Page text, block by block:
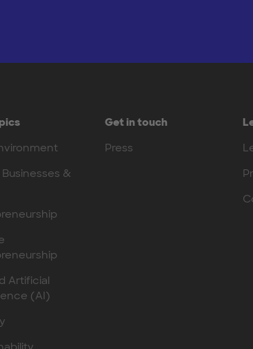
&
Artificial
(AI)
Get in touch
Press